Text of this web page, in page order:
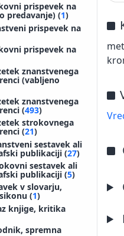
prispevek na
predavanje) (1)
prispevek na
prispevek na
znanstvenega
(vabljeno
znanstvenega
(493)
strokovnega
(21)
sestavek ali
publikaciji (27)
sestavek ali
publikaciji (5)
v slovarju,
(1)
knjige, kritika
spremna